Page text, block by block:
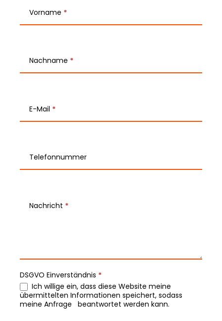
-
n
a
Vorname *
Nachname *
E-Mail *
Telefonnummer
Nachricht *
DSGVO Einverständnis *
Ich willige ein, dass diese Website meine
übermittelten Informationen speichert, sodass
meine Anfrage beantwortet werden kann.